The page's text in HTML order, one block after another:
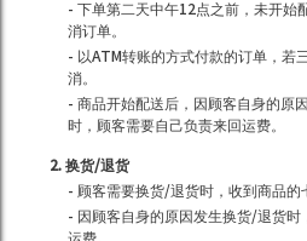
- 下单第二天中午12点之前，未开始
消订单。
- 以ATM转账的方式付款的订单，若
消。
- 商品开始配送后，因顾客自身的原
时，顾客需要自己负责来回运费。
2. 换货/退货
- 顾客需要换货/退货时，收到商品的
- 因顾客自身的原因发生换货/退货时